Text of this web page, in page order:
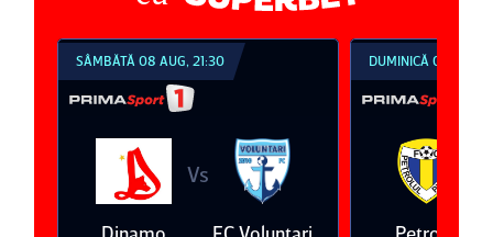
SÂMBĂTĂ 08 AUG, 21:30
Vs
DUMINICĂ 09 AUG,